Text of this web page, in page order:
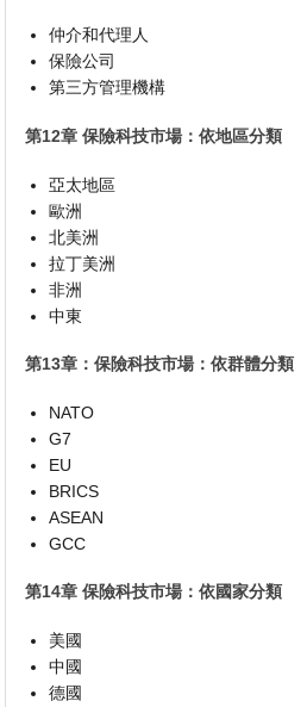
仲介和代理人
保險公司
第三方管理機構
第12章 保險科技市場：依地區分類
亞太地區
歐洲
北美洲
拉丁美洲
非洲
中東
第13章：保險科技市場：依群體分類
NATO
G7
EU
BRICS
ASEAN
GCC
第14章 保險科技市場：依國家分類
美國
中國
德國